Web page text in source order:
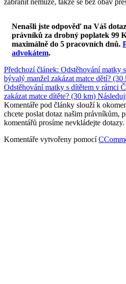
Nenašli jste odpověď na Váš
právníků za drobný poplatek 99
maximálně do 5 pracovních dnů.
advokátem.
Předchozí článek: Odstěhování matky
bývalý manžel zakázat matce dětí? (30
Odstěhování matky s dítětem v rámci
zakázat matce dítěte? (30 km)
Komentáře pod články slouží k
chcete poslat dotaz našim právníkům,
komentářů prosíme nevkládejte
Komentáře vytvořeny pomocí